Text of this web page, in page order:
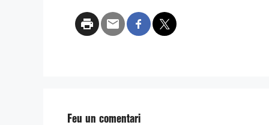
Feu un comentari